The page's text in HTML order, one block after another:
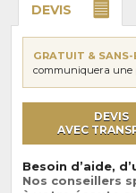
DEVIS
GRATUIT &
communiquera une
DEVIS
AVEC
Besoin d’aide,
Nos conseillers